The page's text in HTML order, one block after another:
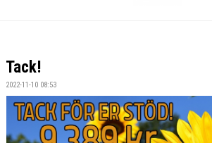
Tack!
2022-11-10 08:53